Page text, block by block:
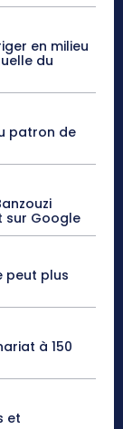
en milieu
du
patron de
sur Google
peut plus
à 150
et